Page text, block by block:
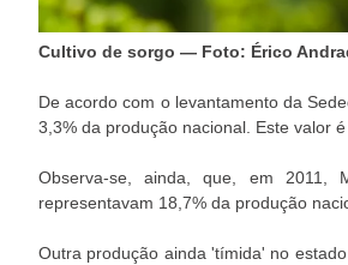
Cultivo de sorgo — Foto: Érico
De acordo com o levantamento da
3,3% da produção nacional. Este valor
Observa-se, ainda, que, em 2011,
representavam 18,7% da produção
Outra produção ainda 'tímida' no